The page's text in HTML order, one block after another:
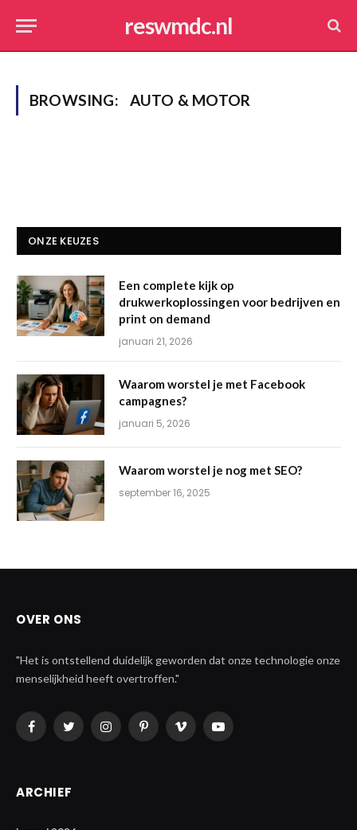
reswmdc.nl
BROWSING: AUTO & MOTOR
ONZE KEUZES
Een complete kijk op
drukwerkoplossingen voor bedrijven en
print on demand
januari 21, 2026
Waarom worstel je met Facebook
campagnes?
januari 5, 2026
Waarom worstel je nog met SEO?
september 16, 2025
OVER ONS
"Het is ontstellend duidelijk geworden dat onze technologie onze
menselijkheid heeft overtroffen."
FacebookTwitterInstagramPinterestVimeo YouTube
ARCHIEF